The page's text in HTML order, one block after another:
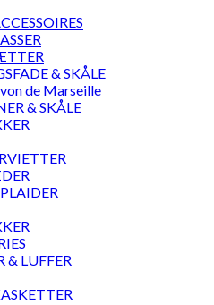
& SKÅLE
de Marseille
& SKÅLE
& LUFFER